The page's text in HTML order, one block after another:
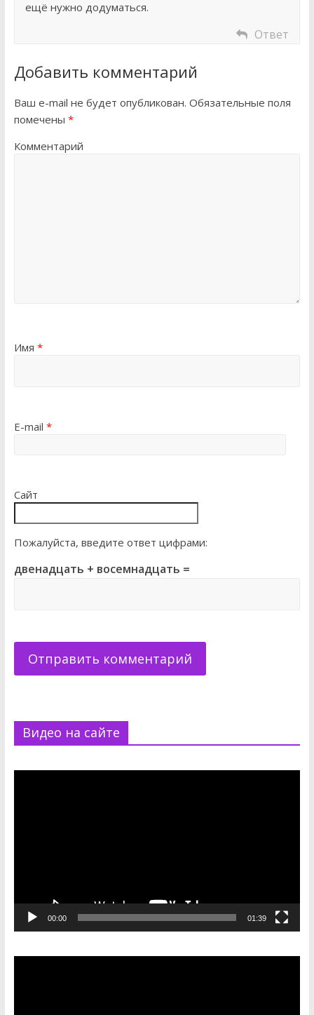
ещё нужно додуматься.
Ответ
Добавить комментарий
Ваш e-mail не будет опубликован. Обязательные поля
помечены *
Комментарий
Имя *
E-mail *
Сайт
Пожалуйста, введите ответ цифрами:
двенадцать + восемнадцать =
Видео на сайте
00:00 01:39